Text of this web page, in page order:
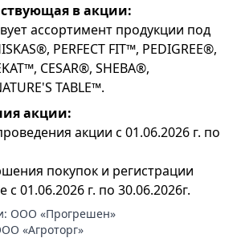
в акции:
ассортимент продукции под
PERFECT FIT™, PEDIGREE®,
CESAR®, SHEBA®,
TABLE™.
акции:
акции с 01.06.2026 г. по
покупок и регистрации
с 01.06.2026 г. по 30.06.2026г.
ООО «Прогрешен»
«Агроторг»